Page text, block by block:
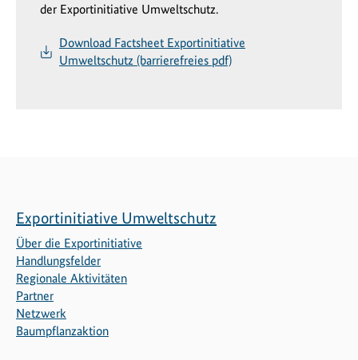
der Exportinitiative Umweltschutz.
Download Factsheet Exportinitiative
Umweltschutz (barrierefreies pdf)
Exportinitiative Umweltschutz
Über die Exportinitiative
Handlungsfelder
Regionale Aktivitäten
Partner
Netzwerk
Baumpflanzaktion